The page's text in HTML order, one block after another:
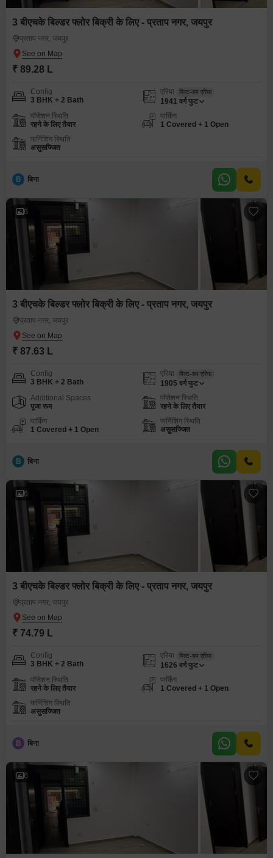
3 बीएचके बिल्डर फ्लोर बिक्री के लिए - प्रताप नगर, जयपुर
प्रताप नगर, जयपुर
₹ 89.28 L
Config
3 BHK + 2 Bath
एरिया बिल्ट-अप एरिया
1941 वर्ग फुट
पॉसेशन स्थिति
रहने के लिए तैयार
पार्किंग
1 Covered + 1 Open
फर्निशिंग स्थिति
असुसज्जित
B बिना
6
3 बीएचके बिल्डर फ्लोर बिक्री के लिए - प्रताप नगर, जयपुर
प्रताप नगर, जयपुर
₹ 87.63 L
Config
3 BHK + 2 Bath
एरिया बिल्ट-अप एरिया
1905 वर्ग फुट
Additional Spaces
पूजा रूम
पॉसेशन स्थिति
रहने के लिए तैयार
पार्किंग
1 Covered + 1 Open
फर्निशिंग स्थिति
असुसज्जित
B बिना
6
3 बीएचके बिल्डर फ्लोर बिक्री के लिए - प्रताप नगर, जयपुर
प्रताप नगर, जयपुर
₹ 74.79 L
Config
3 BHK + 2 Bath
एरिया बिल्ट-अप एरिया
1626 वर्ग फुट
पॉसेशन स्थिति
रहने के लिए तैयार
पार्किंग
1 Covered + 1 Open
फर्निशिंग स्थिति
असुसज्जित
B बिना
6